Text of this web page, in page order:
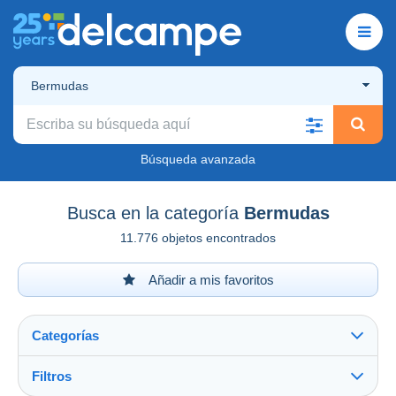
Bermudas
Búsqueda avanzada
Busca en la categoría Bermudas
11.776 objetos encontrados
Añadir a mis favoritos
Categorías
Filtros